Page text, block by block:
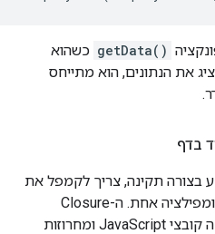
getData() כשהוא
את הנתונים, הוא מתייחס
בדף
בצורה תקינה, צריך לקמפל את
כל הקוד של הדף יחד בהרצת קומפילציה אחת. ה-Closure
Compiler יכול לקבל כקלט כמה קובצי JavaScript ומחרוזות